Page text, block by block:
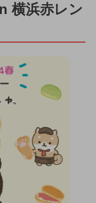
横浜赤レン